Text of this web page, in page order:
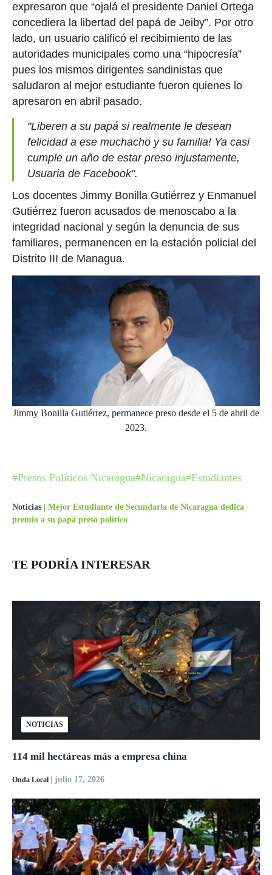
expresaron que “ojalá el presidente Daniel Ortega
concediera la libertad del papá de Jeiby”. Por otro
lado, un usuario calificó el recibimiento de las
autoridades municipales como una “hipocresía”
pues los mismos dirigentes sandinistas que
saludaron al mejor estudiante fueron quienes lo
apresaron en abril pasado.
"Liberen a su papá si realmente le desean
felicidad a ese muchacho y su familia! Ya casi
cumple un año de estar preso injustamente,
Usuaria de Facebook".
Los docentes Jimmy Bonilla Gutiérrez y Enmanuel
Gutiérrez fueron acusados de menoscabo a la
integridad nacional y según la denuncia de sus
familiares, permanencen en la estación policial del
Distrito III de Managua.
Jimmy Bonilla Gutiérrez, permanece preso desde el 5 de abril de
2023.
#Presos Políticos Nicaragua#Nicaragua#Estudiantes
Noticias | Mejor Estudiante de Secundaria de Nicaragua dedica
premio a su papá preso político
TE PODRÍA INTERESAR
NOTICIAS
114 mil hectáreas más a empresa china
Onda Local | julio 17, 2026